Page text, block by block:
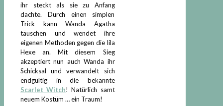
ihr steckt als sie zu Anfang
dachte. Durch einen simplen
Trick kann Wanda Agatha
täuschen und wendet ihre
eigenen Methoden gegen die lila
Hexe an. Mit diesem Sieg
akzeptiert nun auch Wanda ihr
Schicksal und verwandelt sich
endgültig in die bekannte
Scarlet Witch! Natürlich samt
neuem Kostüm … ein Traum!